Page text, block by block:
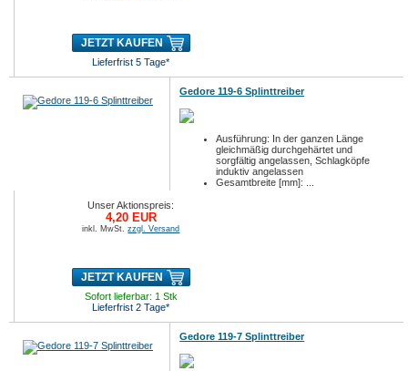
JETZT KAUFEN
Lieferfrist 5 Tage*
Gedore 119-6 Splinttreiber
Ausführung: In der ganzen Länge
gleichmäßig durchgehärtet und
sorgfältig angelassen, Schlagköpfe
induktiv angelassen
Gesamtbreite [mm]: ...
Unser Aktionspreis:
4,20 EUR
inkl. MwSt.zzgl. Versand
JETZT KAUFEN
Sofort lieferbar: 1 Stk
Lieferfrist 2 Tage*
Gedore 119-7 Splinttreiber